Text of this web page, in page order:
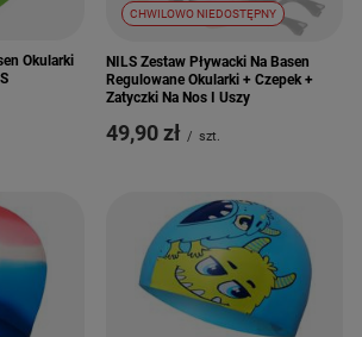
Okularki
CHWILOWO NIEDOSTĘPNY
NILS Zestaw Pływacki Na Basen
Regulowane Okularki + Czepek +
Zatyczki Na Nos I Uszy
49,90 zł / szt.